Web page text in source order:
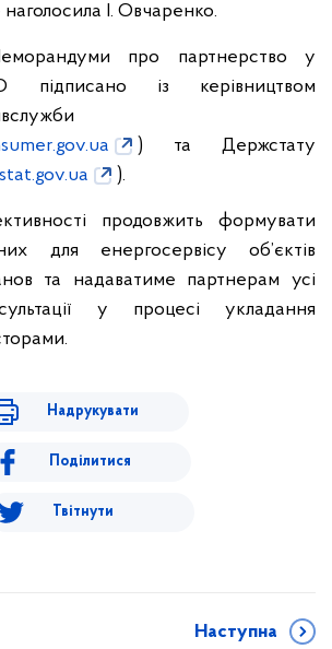
наголосила І. Овчаренко.
про партнерство у
підписано із керівництвом
) та Держстату
).
продовжить формувати
для енергосервісу об’єктів
та надаватиме партнерам усі
у процесі укладання
Надрукувати
Поділитися
Твітнути
Наступна